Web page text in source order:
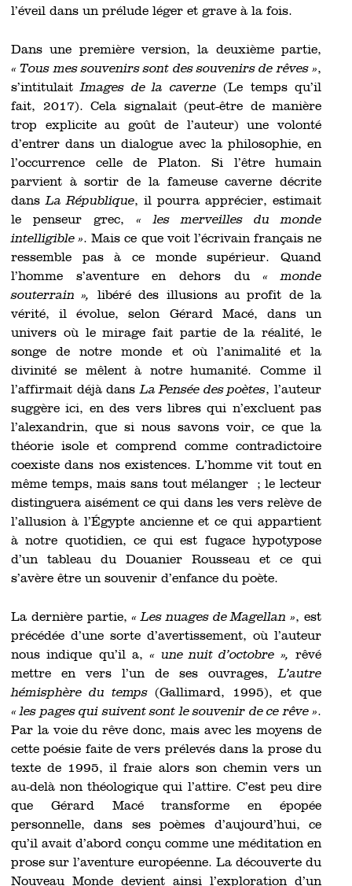
l’éveil dans un prélude léger et grave à la fois.
Dans une première version, la deuxième partie,
« Tous mes souvenirs sont des souvenirs de rêves »,
s’intitulaitImages de la caverne(Le temps qu’il
fait, 2017). Cela signalait (peut-être de manière
trop explicite au goût de l’auteur) une volonté
d’entrer dans un dialogue avec la philosophie, en
l’occurrence celle de Platon. Si l’être humain
parvient à sortir de la fameuse caverne décrite
dansLa République, il pourra apprécier, estimait
le penseur grec,« les merveilles du monde
intelligible ». Mais ce que voit l’écrivain français ne
ressemble pas à ce monde supérieur. Quand
l’homme s’aventure en dehors du« monde
souterrain »,
libéré des illusions au profit de la
vérité, il évolue, selon Gérard Macé, dans un
univers où le mirage fait partie de la réalité, le
songe de notre monde et où l’animalité et la
divinité se mêlent à notre humanité. Comme il
l’affirmait déjà dansLa Pensée des poètes, l’auteur
suggère ici, en des vers libres qui n’excluent pas
l’alexandrin, que si nous savons voir, ce que la
théorie isole et comprend comme contradictoire
coexiste dans nos existences. L’homme vit tout en
même temps, mais sans tout mélanger ; le lecteur
distinguera aisément ce qui dans les vers relève de
l’allusion à l’Égypte ancienne et ce qui appartient
à notre quotidien, ce qui est fugace hypotypose
d’un tableau du Douanier Rousseau et ce qui
s’avère être un souvenir d’enfance du poète.
La dernière partie,« Les nuages de Magellan », est
précédée d’une sorte d’avertissement, où l’auteur
nous indique qu’il a,« une nuit d’octobre »,
rêvé
mettre en vers l’un de ses ouvrages,L’autre
hémisphère du temps (Gallimard, 1995), et que
« les pages qui suivent sont le souvenir de ce rêve ».
Par la voie du rêve donc, mais avec les moyens de
cette poésie faite de vers prélevés dans la prose du
texte de 1995, il fraie alors son chemin vers un
au-delà non théologique qui l’attire. C’est peu dire
que Gérard Macé transforme en épopée
personnelle, dans ses poèmes d’aujourd’hui, ce
qu’il avait d’abord conçu comme une méditation en
prose sur l’aventure européenne. La découverte du
Nouveau Monde devient ainsi l’exploration d’un